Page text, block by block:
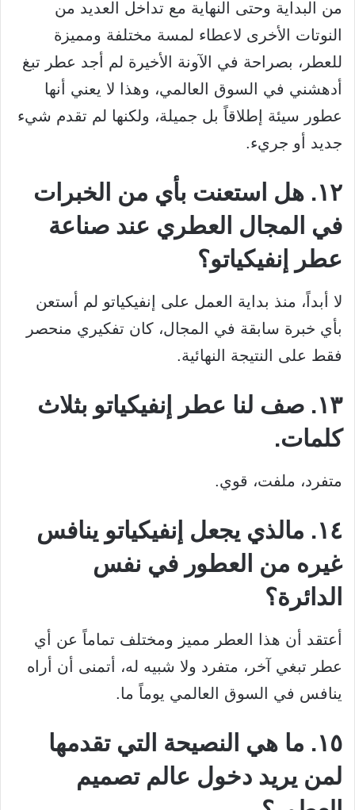
من البداية وحتى النهاية مع تداخل العديد من
النوتات الأخرى لاعطاء لمسة مختلفة ومميزة
للعطر، بصراحة في الآونة الأخيرة لم أجد عطر تبغ
أدهشني في السوق العالمي، وهذا لا يعني أنها
عطور سيئة إطلاقاً بل جميلة، ولكنها لم تقدم شيء
جديد أو جريء.
١٢. هل استعنت بأي من الخبرات
في المجال العطري عند صناعة
عطر إنفيكياتو؟
لا أبداً، منذ بداية العمل على إنفيكياتو لم أستعن
بأي خبرة سابقة في المجال، كان تفكيري منحصر
فقط على النتيجة النهائية.
١٣. صف لنا عطر إنفيكياتو بثلاث
كلمات.
متفرد، ملفت، قوي.
١٤. مالذي يجعل إنفيكياتو ينافس
غيره من العطور في نفس
الدائرة؟
أعتقد أن هذا العطر مميز ومختلف تماماً عن أي
عطر تبغي آخر، متفرد ولا شبيه له، أتمنى أن أراه
ينافس في السوق العالمي يوماً ما.
١٥. ما هي النصيحة التي تقدمها
لمن يريد دخول عالم تصميم